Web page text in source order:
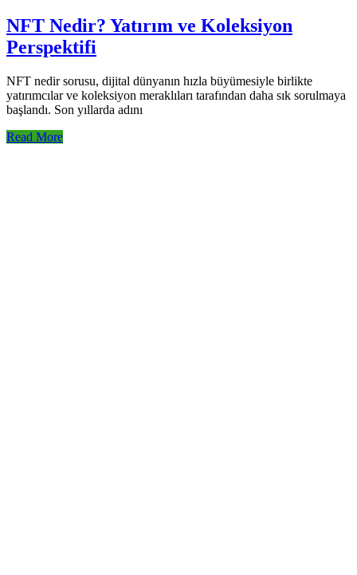
NFT Nedir? Yatırım ve Koleksiyon
Perspektifi
NFT nedir sorusu, dijital dünyanın hızla büyümesiyle birlikte
yatırımcılar ve koleksiyon meraklıları tarafından daha sık sorulmaya
başlandı. Son yıllarda adını
Read More